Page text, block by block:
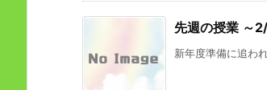
先週の授業 ～
新年度準備に追わ